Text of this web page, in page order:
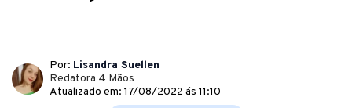
Por: Lisandra Suellen
Redatora 4 Mãos
Atualizado em: 17/08/2022 ás 11:10